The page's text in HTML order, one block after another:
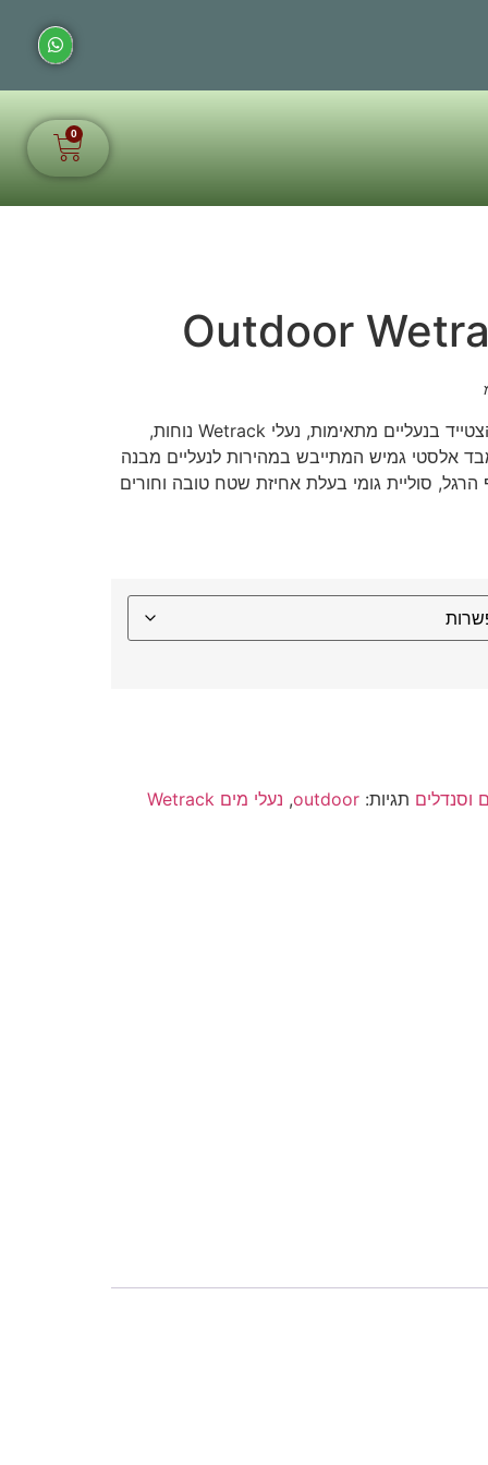
0
כשהולכים לטיול במים כדאי להצטייד בנעליים מתאימות, נעלי Wetrack נוחות,
אלסטי גמיש המתייבש במהירות לנעליים מבנה
סוליית גומי בעלת אחיזת שטח טובה וחורים
וסנדלים תגיות: outdoor
, נעלי מים Wetrack